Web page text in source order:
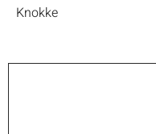
Knokke